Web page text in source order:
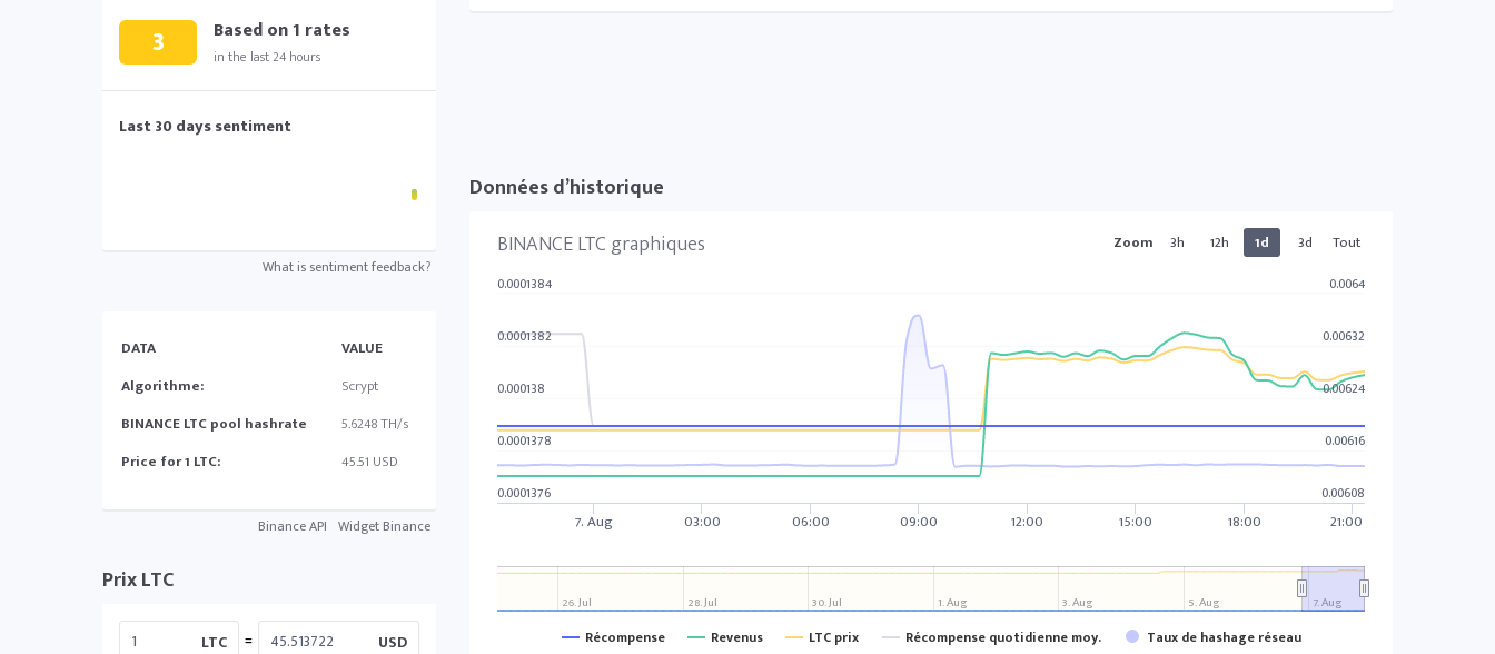
3 Based on1 rates
in the last 24 hours
Last 30 days sentiment
What is sentiment feedback?
DATA
VALUE
Algorithme:
Scrypt
BINANCE LTC pool hashrate
5.6248 TH/s
Price for 1 LTC:
45.51 USD
Binance API Widget Binance
Prix LTC
LTC = USD
Données d’historique
BINANCE LTC graphiques
Zoom 3h 12h 1d 3d Tout
Récompense Revenus LTC prix Récompense quotidienne moy. Taux de hashage réseau
7. Aug 03:00 06:00 09:00 12:00 15:00 18:00 21:00
26. Jul 28. Jul 30. Jul 1. Aug 3. Aug 5. Aug 7. Aug
0.0001376
0.0001378
0.000138
0.0001382
0.0001384
0.00608
0.00616
0.00624
0.00632
0.0064